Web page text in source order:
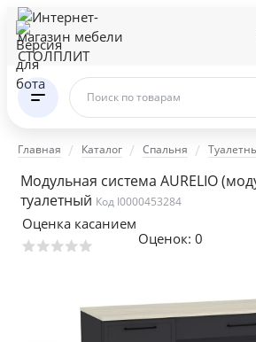
Поиск по товарам
Главная Каталог Спальня
Модульная система AURELIO
туалетный Код I0000453284
Оценка касанием
Оценок: 0